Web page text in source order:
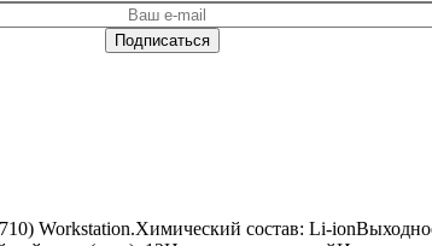
Workstation.Химический состав: Li-